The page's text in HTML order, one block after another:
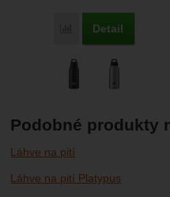
Porovnat
Detail
Podobné produkty
Láhve na pití
Láhve na pití Platypus